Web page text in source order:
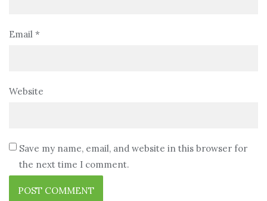
Email *
Website
Save my name, email, and website in this browser for
the next time I comment.